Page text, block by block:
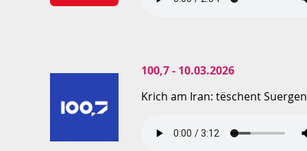
100,7 - 10.03.2026
Krich am Iran: tëschent